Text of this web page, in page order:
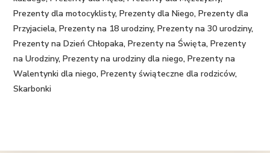
Prezenty dla motocyklisty,Prezenty dla Niego,Prezenty dla
Przyjaciela,Prezenty na 18 urodziny,Prezenty na 30 urodziny,
Prezenty na Dzień Chłopaka,Prezenty na Święta,Prezenty
na Urodziny,Prezenty na urodziny dla niego,Prezenty na
Walentynki dla niego,Prezenty świąteczne dla rodziców,
Skarbonki